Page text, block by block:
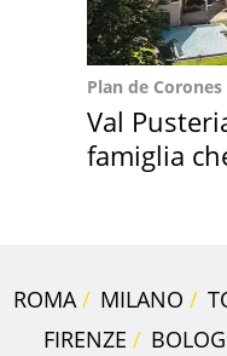
Plan de Corones
Val
famiglia
ROMA MILANO
FIRENZE